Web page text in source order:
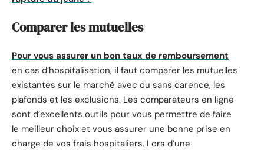
Comparer les mutuelles
Pour vous assurer un bon taux de remboursement
en cas d’hospitalisation, il faut comparer les mutuelles
existantes sur le marché avec ou sans carence, les
plafonds et les exclusions. Les comparateurs en ligne
sont d’excellents outils pour vous permettre de faire
le meilleur choix et vous assurer une bonne prise en
charge de vos frais hospitaliers. Lors d’une